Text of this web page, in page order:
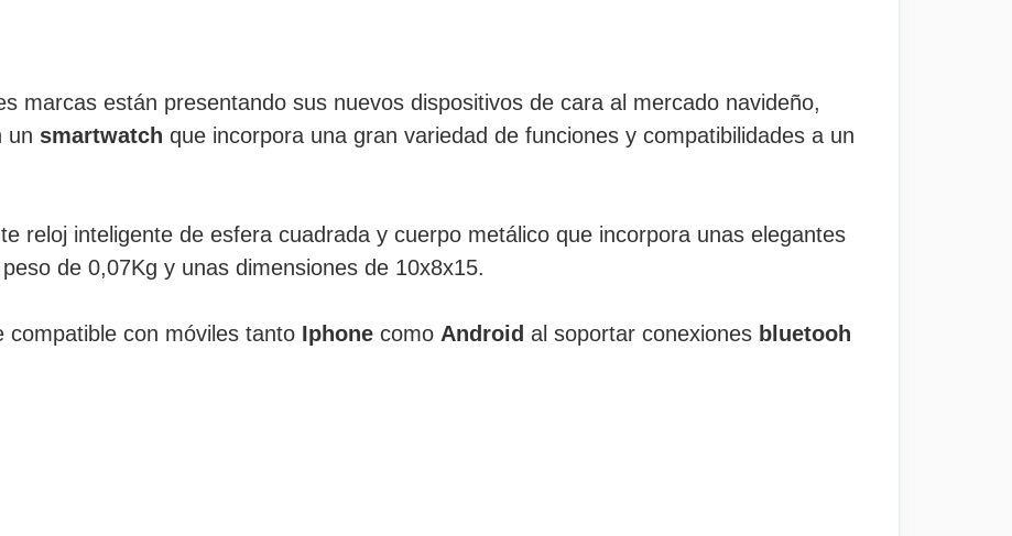
marcas están presentando sus nuevos dispositivos de cara al mercado navideño,
un smartwatch que incorpora una gran variedad de funciones y compatibilidades a un
reloj inteligente de esfera cuadrada y cuerpo metálico que incorpora unas elegantes
de 0,07Kg y unas dimensiones de 10x8x15.
compatible con móviles tanto Iphone como Android al soportar conexiones bluetooh